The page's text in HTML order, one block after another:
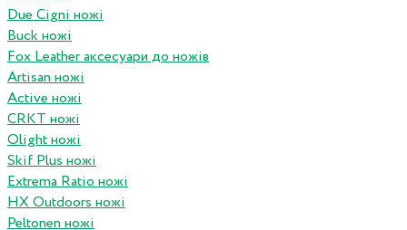
Due Cigni ножі
Buck ножі
Fox Leather аксесуари до ножів
Artisan ножі
Active ножі
CRKT ножі
Olight ножі
Skif Plus ножі
Extrema Ratio ножі
HX Outdoors ножі
Peltonen ножі